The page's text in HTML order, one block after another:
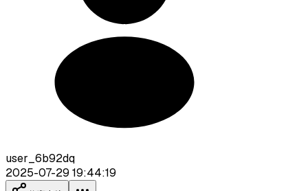
user_6b92dq
2025-07-29 19:44:19